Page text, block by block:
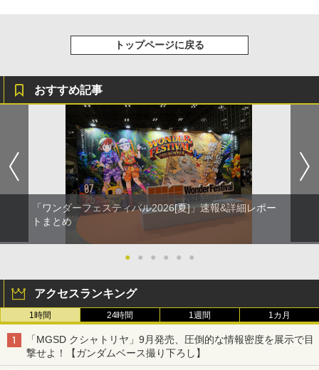
トップページに戻る
おすすめ記事
「ワンダーフェスティバル2026[夏]」速報&詳細レポー
トまとめ
● ● ● ● ● ●
アクセスランキング
1時間 24時間 1週間 1カ月
「MGSD クシャトリヤ」9月発売、圧倒的な情報密度を展示で目
撃せよ！【ガンダムベース撮り下ろし】